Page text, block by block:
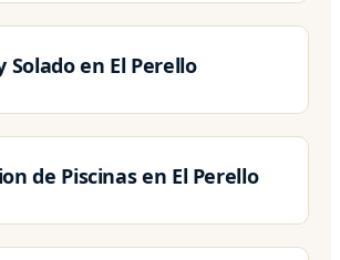
Solado en El Perello
de Piscinas en El Perello